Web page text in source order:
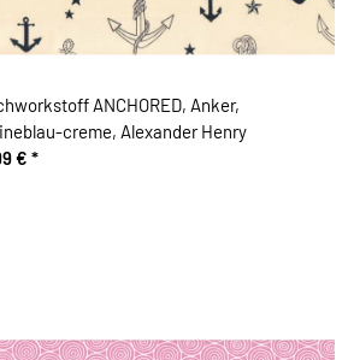
ANCHORED, Anker,
creme, Alexander Henry
€ *